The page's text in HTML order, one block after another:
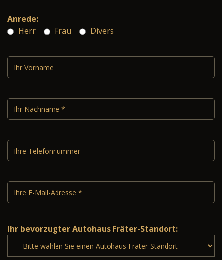
Anrede:
Herr
Frau Divers
Ihr bevorzugter Autohaus Fräter-Standort: